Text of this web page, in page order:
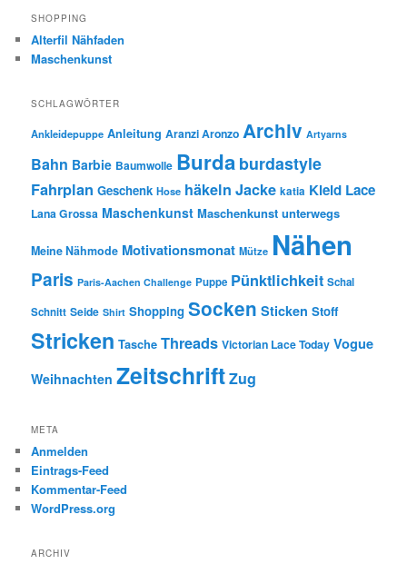
SHOPPING
Alterfil Nähfaden
Maschenkunst
SCHLAGWÖRTER
Ankleidepuppe Anleitung Aranzi Aronzo Archiv Artyarns
Bahn Barbie Baumwolle Burda burdastyle
Fahrplan Geschenk Hose häkeln Jacke katia Kleid Lace
Lana Grossa Maschenkunst Maschenkunst unterwegs
Meine Nähmode Motivationsmonat Mütze Nähen
Paris Paris-Aachen Challenge Puppe Pünktlichkeit Schal
Schnitt Seide Shirt Shopping Socken Sticken Stoff
Stricken Tasche Threads Victorian Lace Today Vogue
Weihnachten ZeitschriftZug
META
Anmelden
Eintrags-Feed
Kommentar-Feed
WordPress.org
ARCHIV